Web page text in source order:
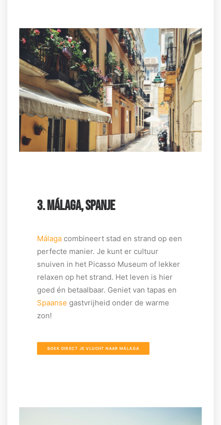
3. MÁLAGA, SPANJE
Málaga combineert stad en strand op een
perfecte manier. Je kunt er cultuur
snuiven in het Picasso Museum of lekker
relaxen op het strand. Het leven is hier
goed én betaalbaar. Geniet van tapas en
Spaanse gastvrijheid onder de warme
zon!
BOEK DIRECT JE VLUCHT NAAR MÁLAGA